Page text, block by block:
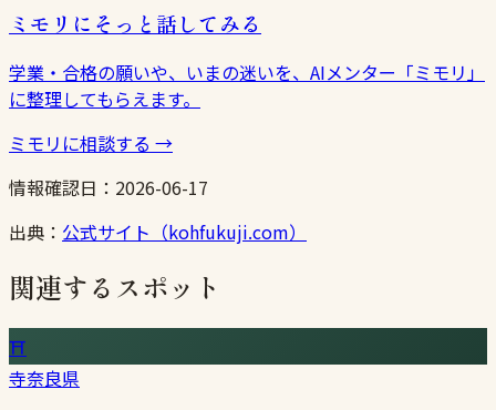
ミモリにそっと話してみる
学業・合格の願いや、いまの迷いを、AIメンター「ミモリ」
に整理してもらえます。
ミモリに相談する →
情報確認日： 2026-06-17
出典： 公式サイト（kohfukuji.com）
関連するスポット
⛩
寺奈良県